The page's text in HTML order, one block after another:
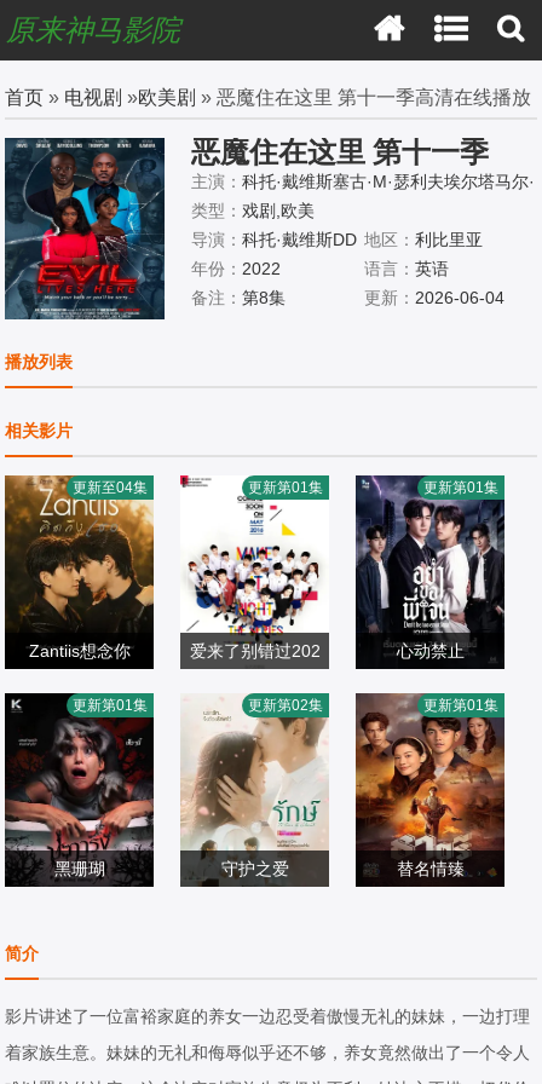
原来神马影院
首页 » 电视剧 »欧美剧 » 恶魔住在这里 第十一季高清在线播放
恶魔住在这里 第十一季
主演：科托·戴维斯塞古·M·瑟利夫埃尔塔马尔·
汤普森
类型：戏剧,欧美
导演：科托·戴维斯DD
P,DJ,多米尼克·皮威
地区： 利比里亚
年份： 2022 语言： 英语
备注：第8集 更新： 2026-06-04
播放列表
相关影片
Zantiis想念你
bowornnant,Tea
m·Tatchanon·Th
ongpao,Guide·Pi
yawat·Khongsam
ran
欧美剧
2026/泰国
更新至04集
爱来了别错过202
瓦·吉沙晚迪,洪天
逸,林乐杰,平贲·帕
尼同通隆,司提瓦·
因恩巴同,皮安崇·
达姆容桑托恩查
欧美剧
2016/泰国
更新第01集
心动禁止
Wongsajaem,塔
那蓬·罗桑鲁昂,帕
他勒彭·德浦沃拉
侬,Korn,Palat,Ch
ayutnitiroj
欧美剧
2026/泰国
更新第01集
黑珊瑚
帕·翁塔娜特,莫拉
克·桑塔维,塔纳功·
陂沙亚侬,玛妮娜·
甘姆雯,帕拉查功·
欧美剧
0/
更新第01集
守护之爱
拉,朋拉维·凯普拉
帕功,娜琳迪帕·莎
功昂格派,拉提帕·
2026/泰国
更新第02集
替名情臻
拉·提帕,威拉卡尼·
坎瓦塔纳固,莎兰
娅·君帕缇,普莉玛·
2026/泰国
更新第01集
简介
影片讲述了一位富裕家庭的养女一边忍受着傲慢无礼的妹妹，一边打理
着家族生意。妹妹的无礼和侮辱似乎还不够，养女竟然做出了一个令人